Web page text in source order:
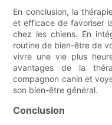
En conclusion, la
et efficace de favoriser
chez les chiens. En
routine de bien-être de
vivre une vie plus
avantages de la
compagnon canin et
son bien-être général.
Conclusion